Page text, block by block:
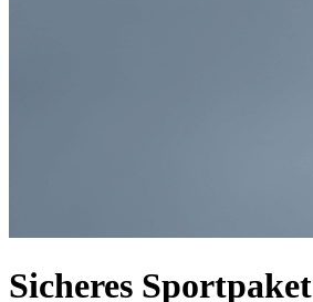
Sicheres Sportpaket